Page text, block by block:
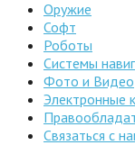
Оружие
Софт
Роботы
Системы
Фото и Видео
Электронные
Связаться с